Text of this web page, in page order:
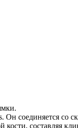
Он соединяется со
составляя